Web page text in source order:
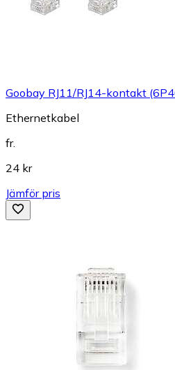
Goobay RJ11/RJ14-kontakt
Ethernetkabel
fr.
24 kr
Jämför pris